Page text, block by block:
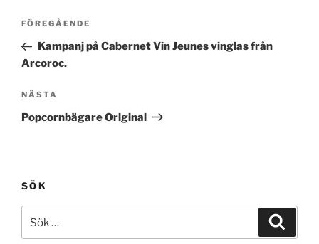
Inläggsnavigering
Föregående
inlägg
FÖREGÅENDE
Kampanj på Cabernet Vin Jeunes vinglas från
Arcoroc.
Nästa
inlägg
NÄSTA
Popcornbägare Original
SÖK
efter: